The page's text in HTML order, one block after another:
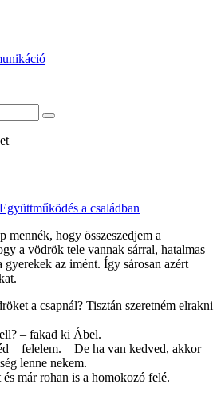
Együttműködés a családban
mennék, hogy összeszedjem a
a vödrök tele vannak sárral, hatalmas
gyerekek az imént. Így sárosan azért
a csapnál? Tisztán szeretném elrakni
– fakad ki Ábel.
– felelem. – De ha van kedved, akkor
lenne nekem.
már rohan is a homokozó felé.